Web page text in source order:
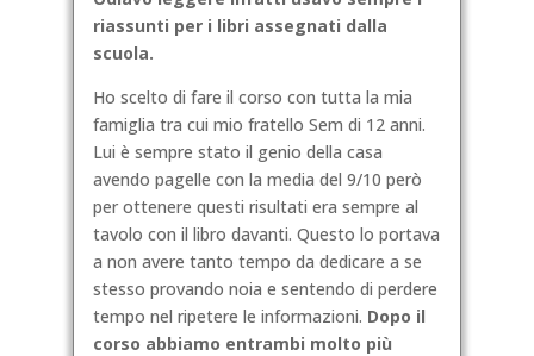
riassunti per i libri assegnati dalla
scuola.
Ho scelto di fare il corso con tutta la mia
famiglia tra cui mio fratello Sem di 12 anni.
Lui è sempre stato il genio della casa
avendo pagelle con la media del 9/10 però
per ottenere questi risultati era sempre al
tavolo con il libro davanti. Questo lo portava
a non avere tanto tempo da dedicare a se
stesso provando noia e sentendo di perdere
tempo nel ripetere le informazioni. Dopo il
corso abbiamo entrambi molto più